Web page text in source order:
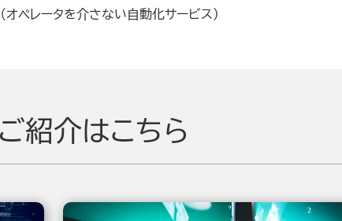
ペレータを介さない自動化サービス）
紹介はこちら